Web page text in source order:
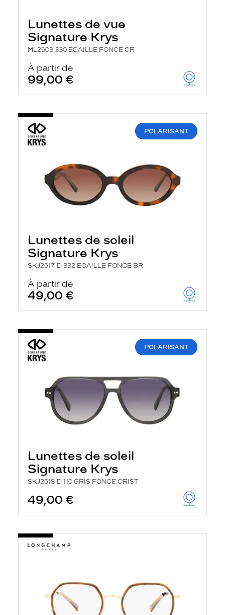
Lunettes de vue
Signature Krys
ML2603 330 ECAILLE FONCE CR
À partir de
99,00 €
POLARISANT
Lunettes de soleil
Signature Krys
SKJ2617-D 332 ECAILLE FONCE BR
À partir de
49,00 €
POLARISANT
Lunettes de soleil
Signature Krys
SKJ2618-D 110 GRIS FONCE CRIST
49,00 €